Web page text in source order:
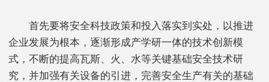
首先要将安全科技政策和投入落实到实处，以推进
企业发展为根本，逐渐形成产学研一体的技术创新模
式，不断的提高瓦斯、火、水等关键基础安全技术研
究，并加强有关设备的引进，完善安全生产有关的基础